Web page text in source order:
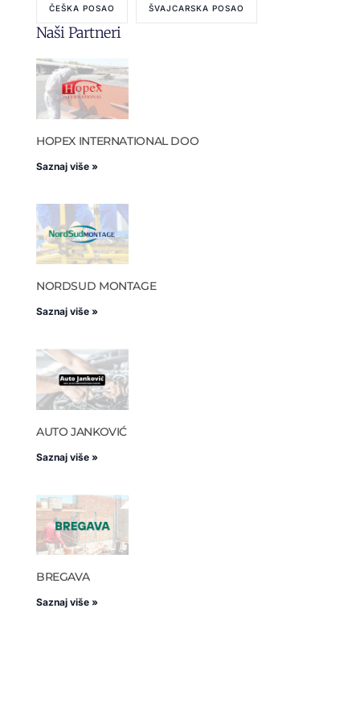
ČEŠKA POSAO ŠVAJCARSKA POSAO
Naši Partneri
HOPEX INTERNATIONAL DOO
Saznaj više »
NORDSUD MONTAGE
Saznaj više »
AUTO JANKOVIĆ
Saznaj više »
BREGAVA
Saznaj više »